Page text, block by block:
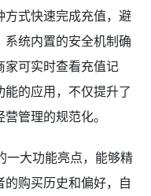
式快速完成充值，避
统内置的安全机制确
可实时查看充值记
的应用，不仅提升了
管理的规范化。
一大功能亮点，能够精
购买历史和偏好，自